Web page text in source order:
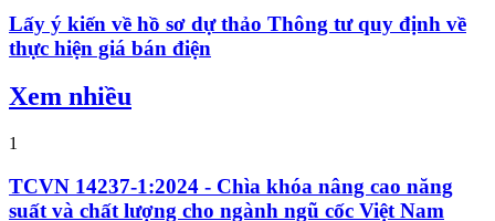
Lấy ý kiến về hồ sơ dự thảo Thông tư quy định về
thực hiện giá bán điện
Xem nhiều
1
TCVN 14237-1:2024 - Chìa khóa nâng cao năng
suất và chất lượng cho ngành ngũ cốc Việt Nam